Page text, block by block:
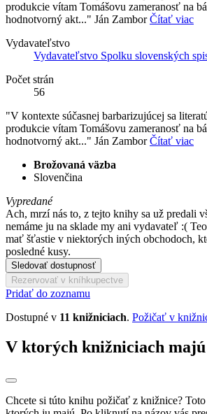
produkcie vítam Tomášovu zameranosť na
hodnotvorný akt..." Ján ZamborČítať viac
Vydavateľstvo
Vydavateľstvo Spolku slovenských
Počet strán
56
"V kontexte súčasnej barbarizujúcej sa
produkcie vítam Tomášovu zameranosť na
hodnotvorný akt..." Ján ZamborČítať viac
Brožovaná väzba
Slovenčina
Vypredané
Ach, mrzí nás to, z tejto knihy sa už predali
nemáme ju na sklade my ani vydavateľ :(
mať šťastie v niektorých iných obchodoch,
posledné kusy.
Sledovať dostupnosť
Rezervovať v kníhkupectve
Pridať do zoznamu
Dostupné v 11 knižniciach. Požičať v
V ktorých knižniciach
Chcete si túto knihu požičať z knižnice?